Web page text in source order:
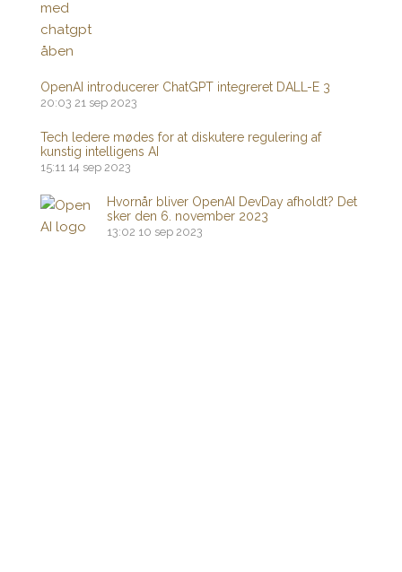
OpenAI introducerer ChatGPT integreret DALL-E 3
20:03 21 sep 2023
Tech ledere mødes for at diskutere regulering af
kunstig intelligens AI
15:11 14 sep 2023
Hvornår bliver OpenAI DevDay afholdt? Det
sker den 6. november 2023
13:02 10 sep 2023